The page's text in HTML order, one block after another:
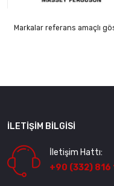
Markalar referans amaçlı
İLETIŞIM BILGISI
İletişim Hattı:
+90 (332) 816